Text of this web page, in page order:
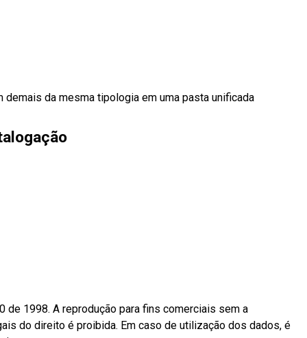
demais da mesma tipologia em uma pasta unificada
de 1998. A reprodução para fins comerciais sem a
do direito é proibida. Em caso de utilização dos dados, é